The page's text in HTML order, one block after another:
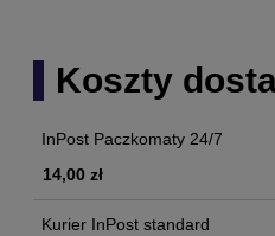
Koszty
Cena nie zawiera
InPost Paczkomaty 24/7
14,00 zł
Kurier InPost standard